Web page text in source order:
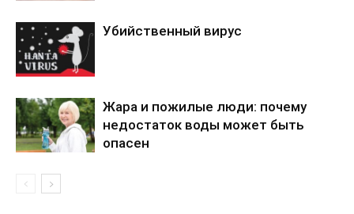
Убийственный вирус
Жара и пожилые люди: почему
недостаток воды может быть
опасен